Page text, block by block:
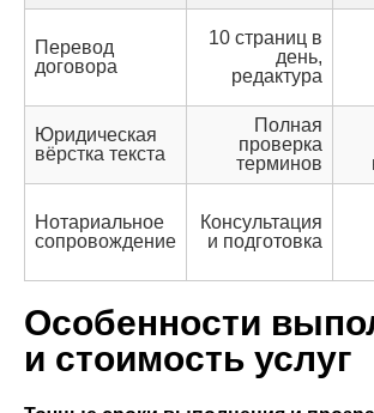
Перевод
договора
10 страниц в
день,
редактура
Юридическая
вёрстка текста
Полная
проверка
терминов
Нотариальное
сопровождение
Консультация
и подготовка
Особенности
и стоимость услуг